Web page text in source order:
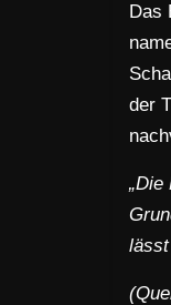
Das
der
„Die